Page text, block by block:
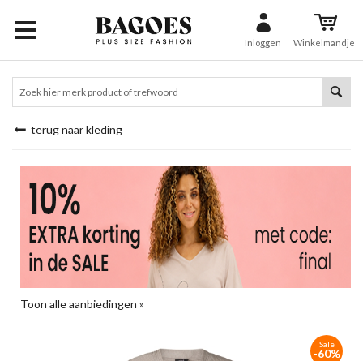
Inloggen Winkelmandje
terug naar kleding
Toon alle aanbiedingen »
Sale
-60%